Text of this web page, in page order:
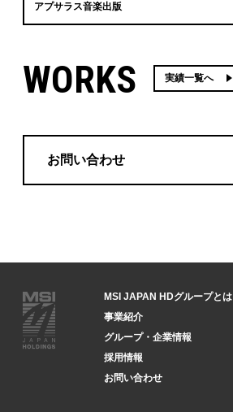
アプサラス音楽出版
WORKS 実績一覧へ
お問い合わせ
MSI JAPAN HDグループとは
事業紹介
グループ・企業情報
採用情報
お問い合わせ